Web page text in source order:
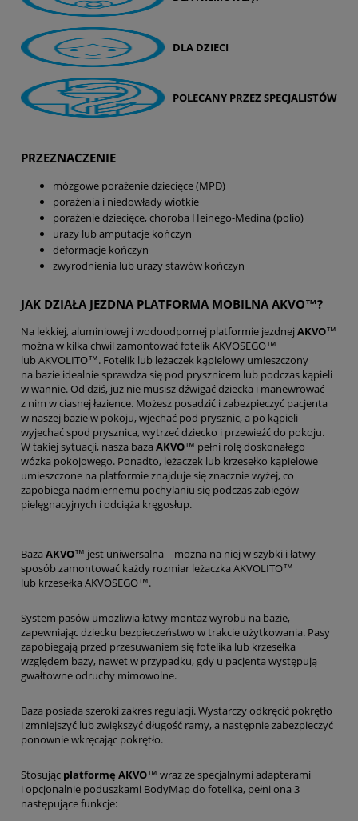
DLA DZIECI
POLECANY PRZEZ SPECJALISTÓW
PRZEZNACZENIE
mózgowe porażenie dziecięce (MPD)
porażenia i niedowłady wiotkie
porażenie dziecięce, choroba Heinego-Medina (polio)
urazy lub amputacje kończyn
deformacje kończyn
zwyrodnienia lub urazy stawów kończyn
JAK DZIAŁA JEZDNA PLATFORMA MOBILNA AKVO™?
Na lekkiej, aluminiowej i wodoodpornej platformie jezdnej AKVO™
można w kilka chwil zamontować fotelik AKVOSEGO™
lub AKVOLITO™. Fotelik lub leżaczek kąpielowy umieszczony
na bazie idealnie sprawdza się pod prysznicem lub podczas kąpieli
w wannie. Od dziś, już nie musisz dźwigać dziecka i manewrować
z nim w ciasnej łazience. Możesz posadzić i zabezpieczyć pacjenta
w naszej bazie w pokoju, wjechać pod prysznic, a po kąpieli
wyjechać spod prysznica, wytrzeć dziecko i przewieźć do pokoju.
W takiej sytuacji, nasza baza AKVO™ pełni rolę doskonałego
wózka pokojowego. Ponadto, leżaczek lub krzesełko kąpielowe
umieszczone na platformie znajduje się znacznie wyżej, co
zapobiega nadmiernemu pochylaniu się podczas zabiegów
pielęgnacyjnych i odciąża kręgosłup.
Baza AKVO™ jest uniwersalna – można na niej w szybki i łatwy
sposób zamontować każdy rozmiar leżaczka AKVOLITO™
lub krzesełka AKVOSEGO™.
System pasów umożliwia łatwy montaż wyrobu na bazie,
zapewniając dziecku bezpieczeństwo w trakcie użytkowania. Pasy
zapobiegają przed przesuwaniem się fotelika lub krzesełka
względem bazy, nawet w przypadku, gdy u pacjenta występują
gwałtowne odruchy mimowolne.
Baza posiada szeroki zakres regulacji. Wystarczy odkręcić pokrętło
i zmniejszyć lub zwiększyć długość ramy, a następnie zabezpieczyć
ponownie wkręcając pokrętło.
Stosując platformę AKVO™ wraz ze specjalnymi adapterami
i opcjonalnie poduszkami BodyMap do fotelika, pełni ona 3
następujące funkcje: